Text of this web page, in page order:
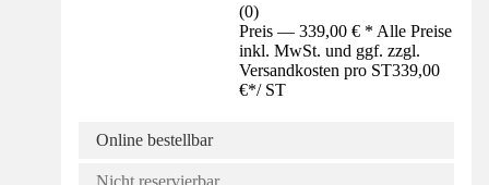
(0)
Preis — 339,00 € * Alle Preise
inkl. MwSt. und ggf. zzgl.
Versandkosten pro ST339,00
€*/ ST
Online bestellbar
Nicht reservierbar